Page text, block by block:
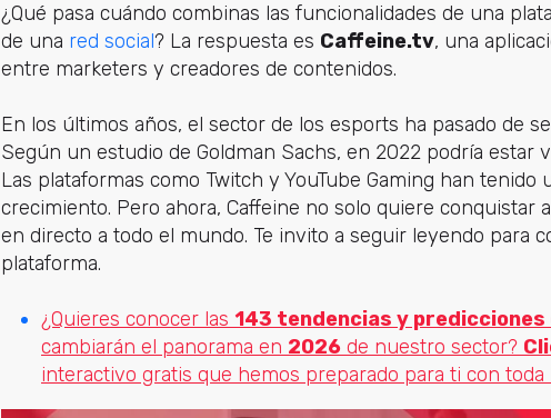
¿Qué pasa cuándo combinas las funcionalidades de una
de una red social? La respuesta es Caffeine.tv, una
entre marketers y creadores de contenidos.
En los últimos años, el sector de los esports ha pasado de
Según un estudio de Goldman Sachs, en 2022 podría estar
Las plataformas como Twitch y YouTube Gaming han
crecimiento. Pero ahora, Caffeine no solo quiere conquistar
en directo a todo el mundo. Te invito a seguir leyendo para
plataforma.
¿Quieres conocer las 143 tendencias y
cambiarán el panorama en 2026 de nuestro sector?
interactivo gratis que hemos preparado para ti con toda